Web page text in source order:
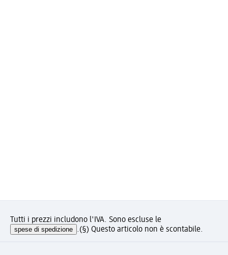
Tutti i prezzi includono l'IVA. Sono escluse le
spese di spedizione .(§) Questo articolo non è scontabile.